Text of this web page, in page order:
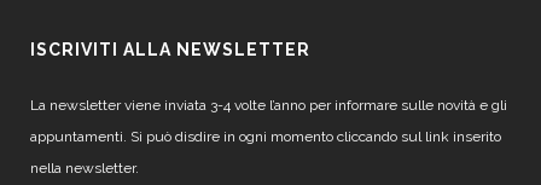
ISCRIVITI ALLA NEWSLETTER
La newsletter viene inviata 3-4 volte l’anno per informare sulle novità e gli
appuntamenti. Si può disdire in ogni momento cliccando sul link inserito
nella newsletter.